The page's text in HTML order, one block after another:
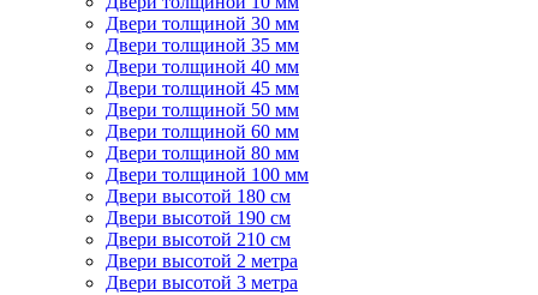
Двери толщиной 30 мм
Двери толщиной 35 мм
Двери толщиной 40 мм
Двери толщиной 45 мм
Двери толщиной 50 мм
Двери толщиной 60 мм
Двери толщиной 80 мм
Двери толщиной 100 мм
Двери высотой 180 см
Двери высотой 190 см
Двери высотой 210 см
Двери высотой 2 метра
Двери высотой 3 метра